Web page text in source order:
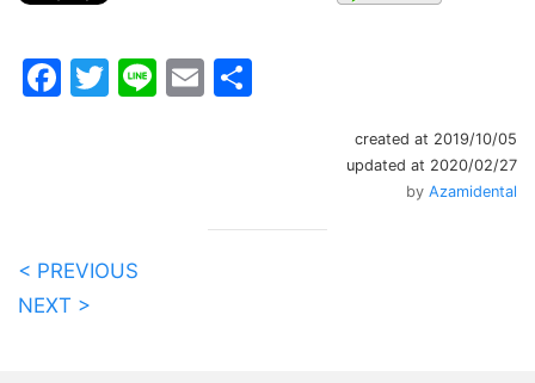
Facebook
Twitter
LineEmail
created at 2019/10/05
updated at 2020/02/27
by Azamidental
< PREVIOUS
NEXT >